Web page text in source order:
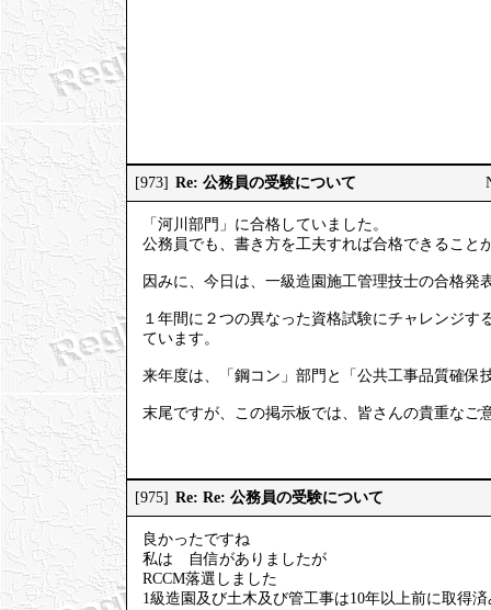
[973] Re: 公務員の受験について
「河川部門」に合格していました。
公務員でも、書き方を工夫すれば合格できること
因みに、今日は、一級造園施工管理技士の合格発
１年間に２つの異なった資格試験にチャレンジ
ています。
来年度は、「鋼コン」部門と「公共工事品質確
末尾ですが、この掲示板では、皆さんの貴重なご
[975] Re: Re: 公務員の受験について
良かったですね
私は 自信がありましたが
RCCM落選しました
1級造園及び土木及び管工事は10年以上前に取得済